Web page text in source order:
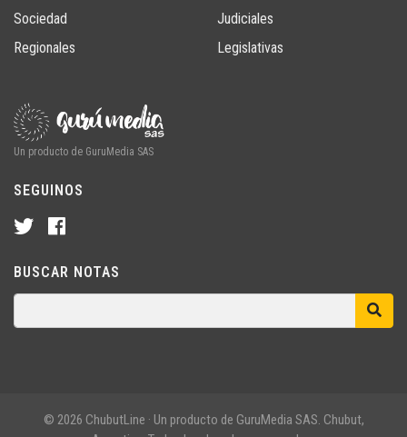
Sociedad
Regionales
Judiciales
Legislativas
Un producto de GuruMedia SAS
SEGUINOS
BUSCAR NOTAS
© 2026 ChubutLine · Un producto de GuruMedia SAS. Chubut,